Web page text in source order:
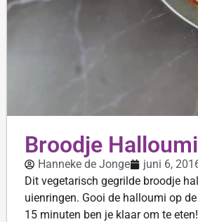
Broodje
Hanneke de Jonge juni 6,
Dit vegetarisch gegrilde broodje
uienringen. Gooi de halloumi op
15 minuten ben je klaar om te eten!